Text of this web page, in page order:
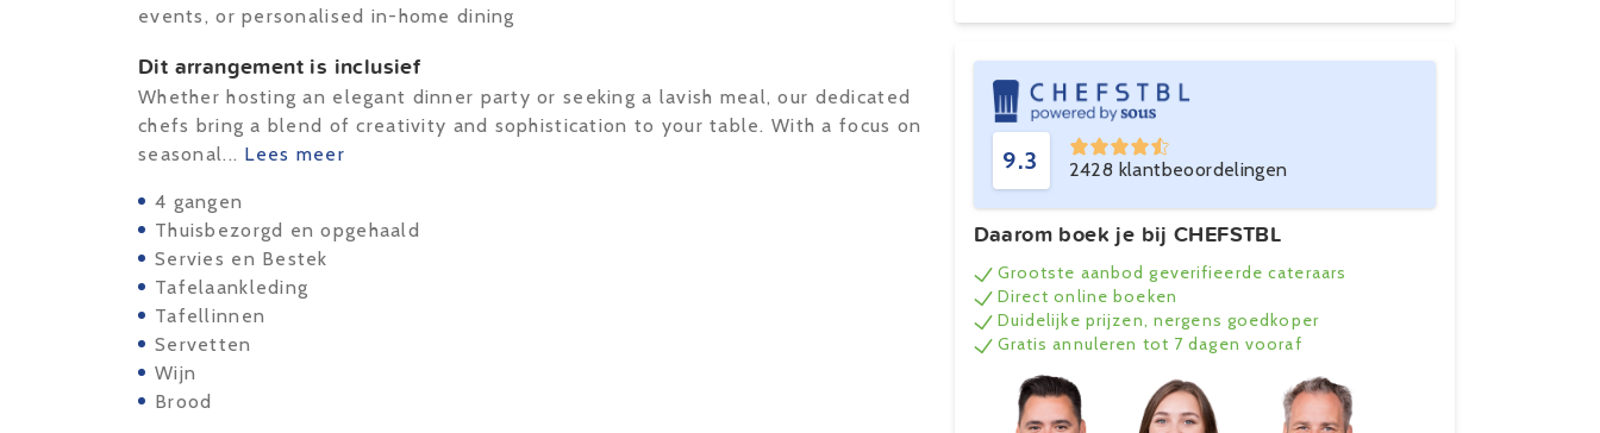
events, or personalised in-home dining
Dit arrangement is inclusief
Whether hosting an elegant dinner party or seeking a lavish meal, our dedicated
chefs bring a blend of creativity and sophistication to your table. With a focus on
seasonal... Lees meer
4 gangen
Thuisbezorgd en opgehaald
Servies en Bestek
Tafelaankleding
Tafellinnen
Servetten
Wijn
Brood
9.3 2428 klantbeoordelingen
Daarom boek je bij CHEFSTBL
Grootste aanbod geverifieerde cateraars
Direct online boeken
Duidelijke prijzen, nergens goedkoper
Gratis annuleren tot 7 dagen vooraf